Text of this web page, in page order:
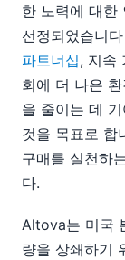
XML 및 디지털
최근 수상 내역
알토바의 재생
09
10
11
12
2008
한 노력에 대한
선정되었습니다
파트너십, 지속
회에 더 나은
을 줄이는 데
것을 목표로 합
구매를 실천하
다.
Altova는 미국
량을 상쇄하기